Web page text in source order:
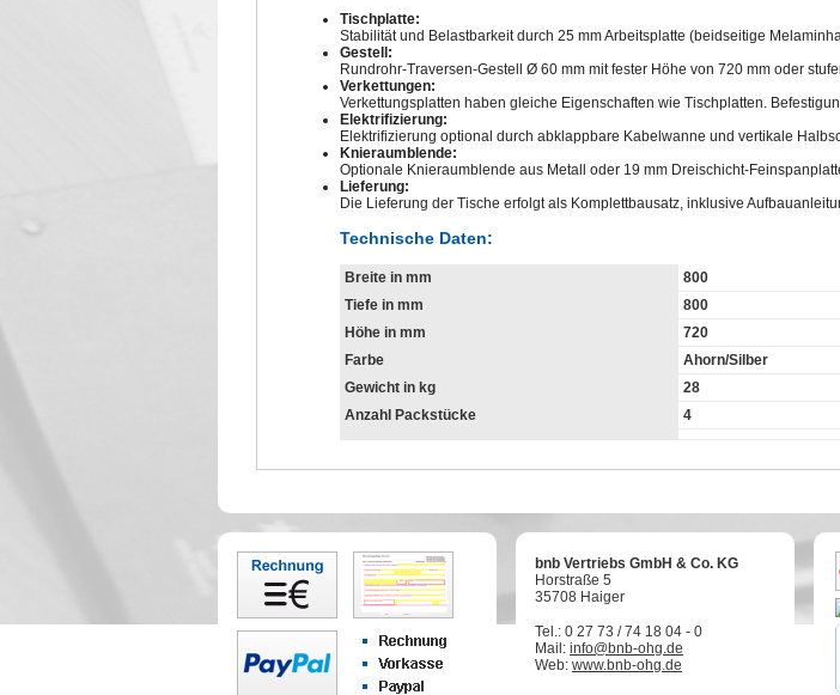
Tischplatte:
Stabilität und Belastbarkeit durch 25 mm Arbeitsplatte (beidseitige
Gestell:
Rundrohr-Traversen-Gestell Ø 60 mm mit fester Höhe von 720 mm oder
Verkettungen:
Verkettungsplatten haben gleiche Eigenschaften wie Tischplatten.
Elektrifizierung:
Elektrifizierung optional durch abklappbare Kabelwanne und vertikale
Knieraumblende:
Optionale Knieraumblende aus Metall oder 19 mm Dreischicht-
Lieferung:
Die Lieferung der Tische erfolgt als Komplettbausatz, inklusive
Technische Daten:
Breite in mm
800
Tiefe in mm
800
Höhe in mm
720
Farbe
Ahorn/Silber
Gewicht in kg
28
Anzahl Packstücke
4
bnb Vertriebs GmbH & Co. KG
Horstraße 5
35708 Haiger
Tel.: 0 27 73 / 74 18 04 - 0
Mail: info@bnb-ohg.de
Web: www.bnb-ohg.de